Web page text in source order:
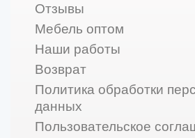
Отзывы
Мебель оптом
Наши работы
Возврат
Политика обработки
данных
Пользовательское